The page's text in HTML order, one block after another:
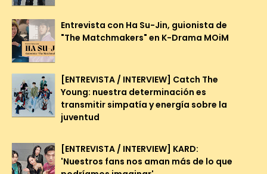
Entrevista con Ha Su-Jin, guionista de
"The Matchmakers" en K-Drama MOiM
[ENTREVISTA / INTERVIEW] Catch The
Young: nuestra determinación es
transmitir simpatía y energía sobre la
juventud
[ENTREVISTA / INTERVIEW] KARD:
'Nuestros fans nos aman más de lo que